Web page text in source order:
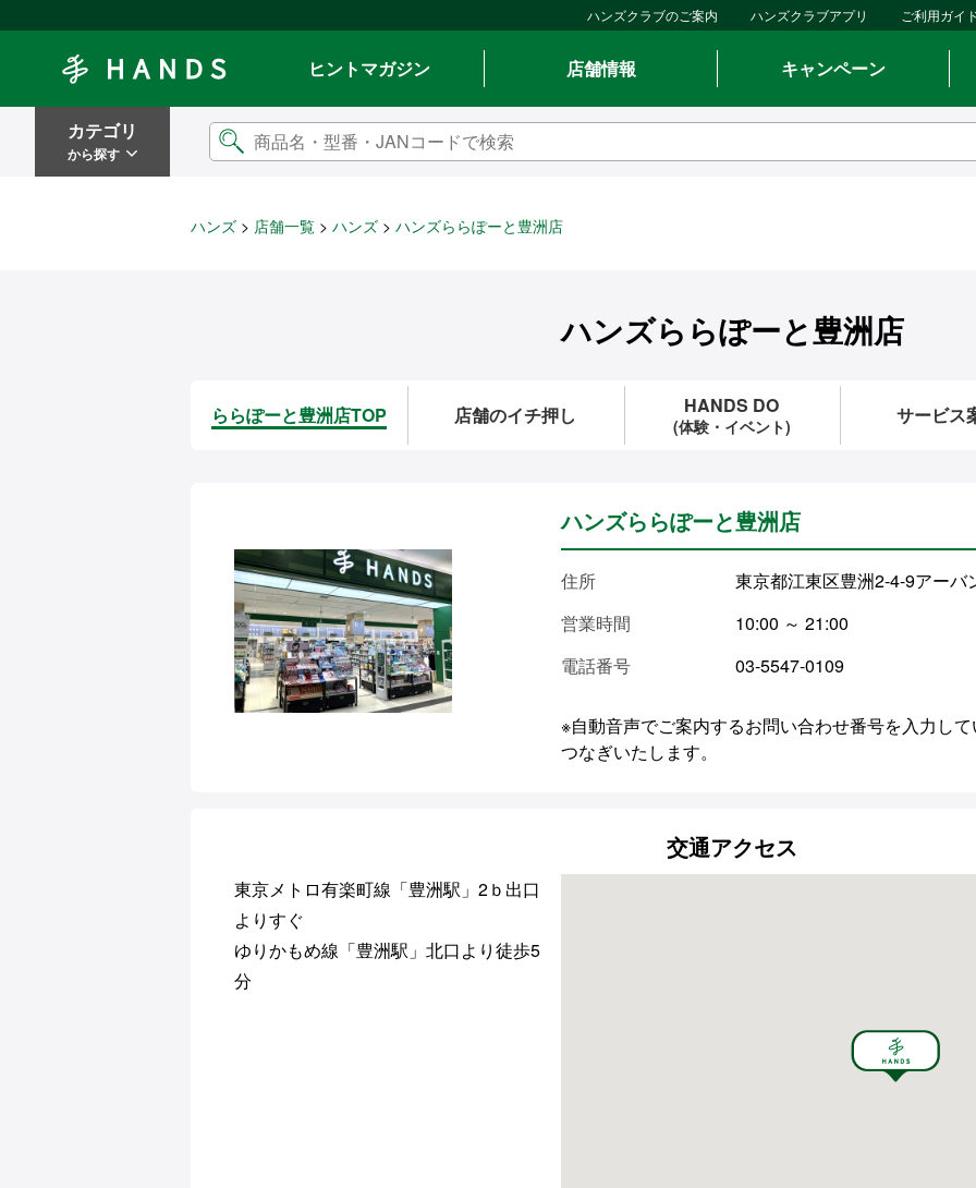
ハンズクラブのご案内 ハンズクラブアプリ ご利用ガイ
ヒントマガジン
店舗情報 キャンペーン
カテゴリ
から探す
ハンズ 店舗一覧 ハンズ ハンズららぽーと豊洲店
ハンズららぽーと豊洲店
ららぽーと豊洲店TOP 店舗のイチ押し HANDS DO
(体験・イベント) サービス
ハンズららぽーと豊洲店
住所
東京都江東区豊洲2-4-9アー
営業時間
10:00 ～ 21:00
電話番号
03-5547-0109
※自動音声でご案内するお問い合わせ番号を入力し
つなぎいたします。
交通アクセス
東京メトロ有楽町線「豊洲駅」2ｂ出口
よりすぐ
ゆりかもめ線「豊洲駅」北口より徒歩5
分